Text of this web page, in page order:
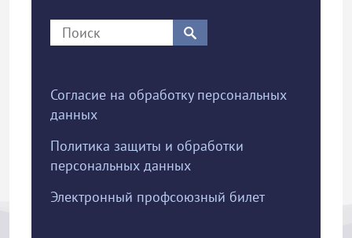
Согласие на обработку персональных
данных
Политика защиты и обработки
персональных данных
Электронный профсоюзный билет